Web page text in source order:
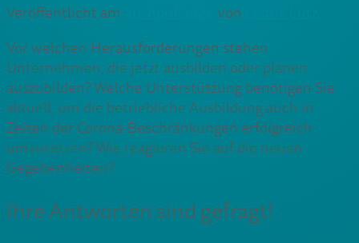
Veröffentlicht am von
Vor welchen Herausforderungen stehen
Unternehmen, die jetzt ausbilden oder planen
auszubilden? Welche Unterstützung benötigen Sie
aktuell, um die betriebliche Ausbildung auch in
Zeiten der Corona-Beschränkungen erfolgreich
umzusetzen? Wie reagieren Sie auf die neuen
Gegebenheiten?
Ihre Antworten sind gefragt!